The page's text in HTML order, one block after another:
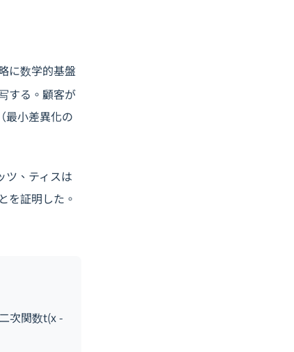
に数学的基盤
する。顧客が
最小差異化の
ツ、ティスは
を証明した。
次関数t(x -